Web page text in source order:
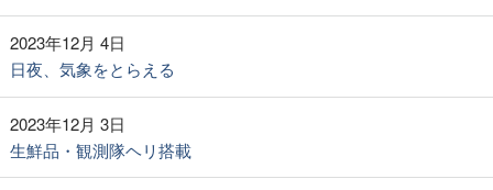
2023年12月 4日
日夜、気象をとらえる
2023年12月 3日
生鮮品・観測隊ヘリ搭載